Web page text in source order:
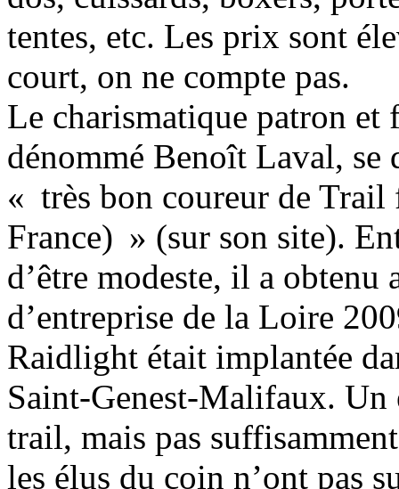
tentes, etc. Les prix sont
court, on ne compte pas.
Le charismatique patron et
dénommé Benoît Laval, se
« très bon coureur de
France) » (sur son site).
d’être modeste, il a
d’entreprise de la Loire
Raidlight était implantée
Saint-Genest-Malifaux.
trail, mais pas
les élus du coin n’ont pas